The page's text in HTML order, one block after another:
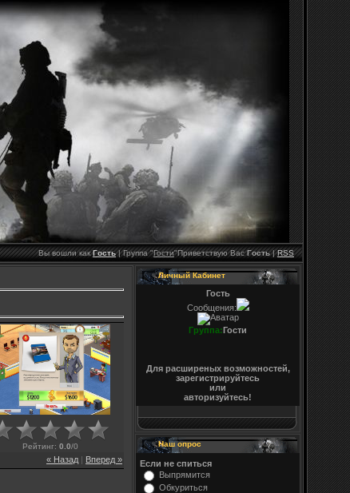
Вы вошли как Гость|Группа"Гости"Приветствую Вас Гость|RSS
Рейтинг: 0.0/0
« Назад Вперед »
Личный Кабинет
Гость
Сообщения:
Группа:Гости
Для расширеных возможностей,
зарегистрируйтесь
или
авторизуйтесь!
Наш опрос
Если не спиться
Выпрямится
Обкуриться